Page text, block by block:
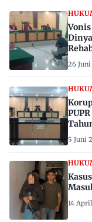
26
5 Juni
14